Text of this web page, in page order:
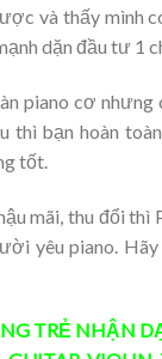
và thấy mình
dặn đầu tư 1
piano cơ nhưng
thì bạn hoàn
tốt.
mãi, thu đổi thì
yêu piano.
TRẺ NHẬN